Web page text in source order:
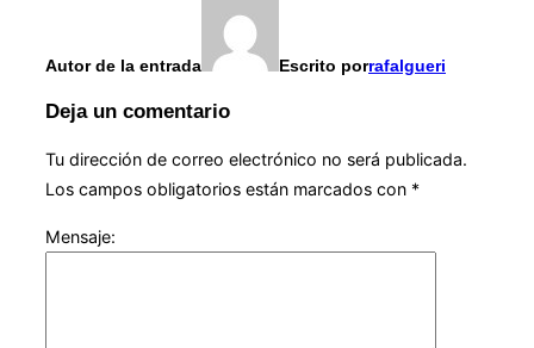
Autor de la entrada Escrito porrafalgueri
Deja un comentario
Tu dirección de correo electrónico no será publicada.
Los campos obligatorios están marcados con *
Mensaje: